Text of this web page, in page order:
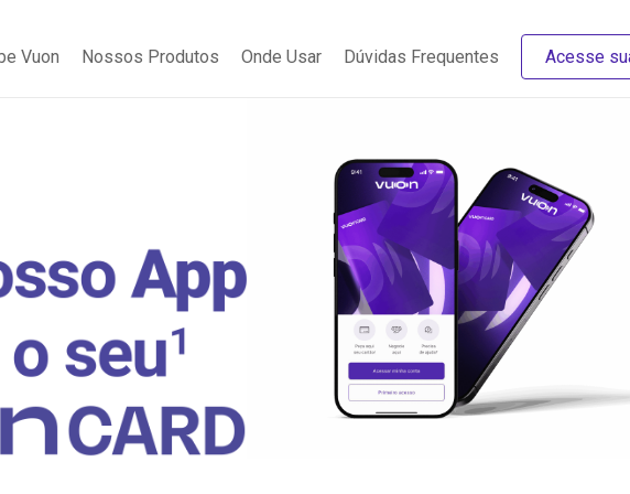
Vuon Nossos Produtos Onde Usar Dúvidas Frequentes Acesse